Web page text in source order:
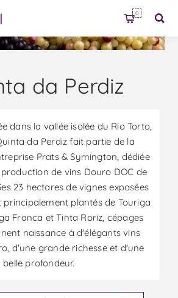
0
da Perdiz
dans la vallée isolée du Rio Torto,
da Perdiz fait partie de la
Prats & Symington, dédiée
de vins Douro DOC de
23 hectares de vignes exposées
principalement plantés de Touriga
Franca et Tinta Roriz, cépages
naissance à d'élégants vins
d'une grande richesse et d'une
belle profondeur.